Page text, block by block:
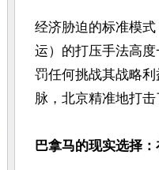
经济胁迫的标准模
运）的打压手法高
罚任何挑战其战略
脉，北京精准地打
巴拿马的现实选择